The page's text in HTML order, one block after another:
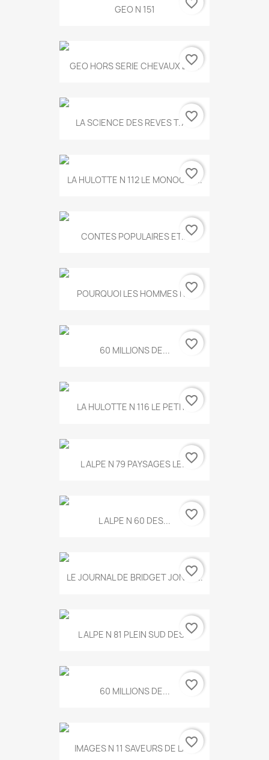
GEO N 151
GEO HORS SERIE CHEVAUX ET...
favorite_border
LA SCIENCE DES REVES T.787
favorite_border
LA HULOTTE N 112 LE MONOCLE...
favorite_border
CONTES POPULAIRES ET...favorite_border
POURQUOI LES HOMMES N...favorite_border
60 MILLIONS DE... favorite_border
LA HULOTTE N 116 LE PETIT...favorite_border
L ALPE N 79 PAYSAGES LE...favorite_border
L ALPE N 60 DES... favorite_border
LE JOURNAL DE BRIDGET JONES...
favorite_border
L ALPE N 81 PLEIN SUD DES...favorite_border
60 MILLIONS DE... favorite_border
IMAGES N 11 SAVEURS DE LA...
favorite_border